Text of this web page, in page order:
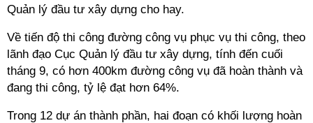
Quản lý đầu tư xây dựng cho hay.
Về tiến độ thi công đường công vụ phục vụ thi công, theo
lãnh đạo Cục Quản lý đầu tư xây dựng, tính đến cuối
tháng 9, có hơn 400km đường công vụ đã hoàn thành và
đang thi công, tỷ lệ đạt hơn 64%.
Trong 12 dự án thành phần, hai đoạn có khối lượng hoàn